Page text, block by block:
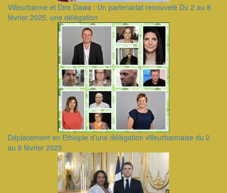
Villeurbanne et Dire Dawa : Un partenariat renouvelé Du 2 au 8
février 2025, une délégation
Déplacement en Ethiopie d’une délégation villeurbannaise du 2
au 8 février 2025